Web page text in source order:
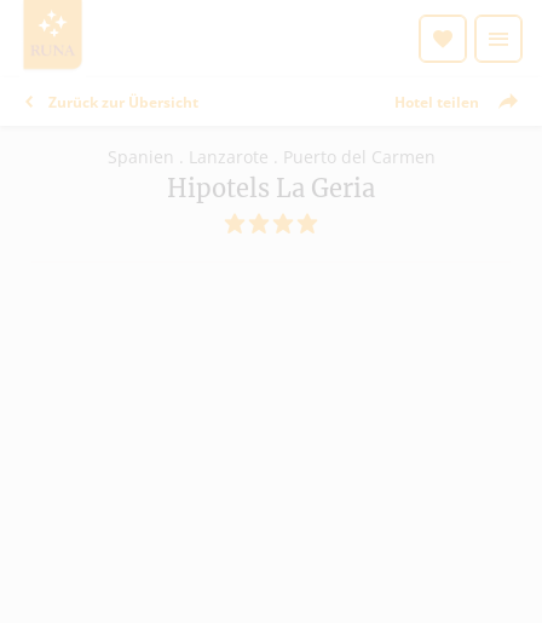
Zurück zur Übersicht Hotel teilen
Spanien . Lanzarote . Puerto del Carmen
Hipotels La Geria
4